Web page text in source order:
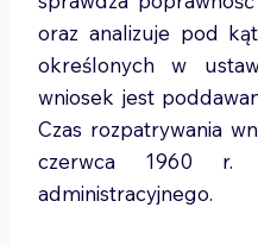
oraz analizuje pod
określonych w
wniosek jest
Czas rozpatrywania
czerwca 1960 r.
administracyjnego.